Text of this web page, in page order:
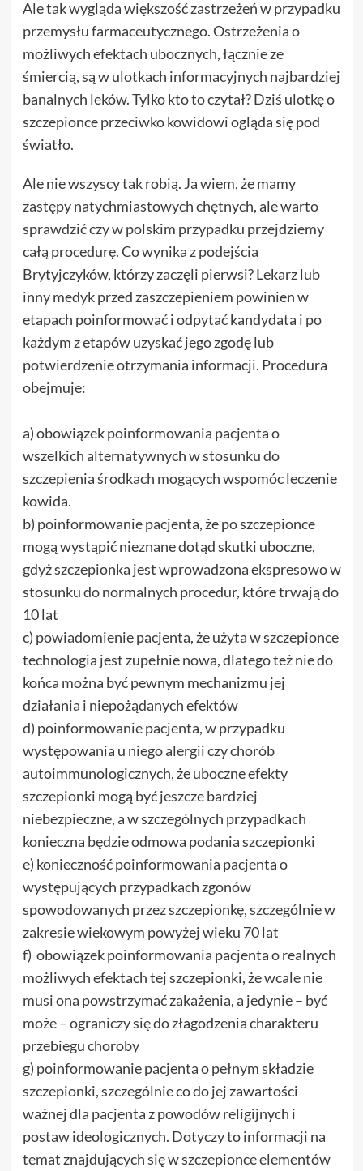
Ale tak wygląda większość zastrzeżeń w przypadku
przemysłu farmaceutycznego. Ostrzeżenia o
możliwych efektach ubocznych, łącznie ze
śmiercią, są w ulotkach informacyjnych najbardziej
banalnych leków. Tylko kto to czytał? Dziś ulotkę o
szczepionce przeciwko kowidowi ogląda się pod
światło.
Ale nie wszyscy tak robią. Ja wiem, że mamy
zastępy natychmiastowych chętnych, ale warto
sprawdzić czy w polskim przypadku przejdziemy
całą procedurę. Co wynika z podejścia
Brytyjczyków, którzy zaczęli pierwsi? Lekarz lub
inny medyk przed zaszczepieniem powinien w
etapach poinformować i odpytać kandydata i po
każdym z etapów uzyskać jego zgodę lub
potwierdzenie otrzymania informacji. Procedura
obejmuje:
a) obowiązek poinformowania pacjenta o
wszelkich alternatywnych w stosunku do
szczepienia środkach mogących wspomóc leczenie
kowida.
b) poinformowanie pacjenta, że po szczepionce
mogą wystąpić nieznane dotąd skutki uboczne,
gdyż szczepionka jest wprowadzona ekspresowo w
stosunku do normalnych procedur, które trwają do
10 lat
c) powiadomienie pacjenta, że użyta w szczepionce
technologia jest zupełnie nowa, dlatego też nie do
końca można być pewnym mechanizmu jej
działania i niepożądanych efektów
d) poinformowanie pacjenta, w przypadku
występowania u niego alergii czy chorób
autoimmunologicznych, że uboczne efekty
szczepionki mogą być jeszcze bardziej
niebezpieczne, a w szczególnych przypadkach
konieczna będzie odmowa podania szczepionki
e) konieczność poinformowania pacjenta o
występujących przypadkach zgonów
spowodowanych przez szczepionkę, szczególnie w
zakresie wiekowym powyżej wieku 70 lat
f) obowiązek poinformowania pacjenta o realnych
możliwych efektach tej szczepionki, że wcale nie
musi ona powstrzymać zakażenia, a jedynie – być
może – ograniczy się do złagodzenia charakteru
przebiegu choroby
g) poinformowanie pacjenta o pełnym składzie
szczepionki, szczególnie co do jej zawartości
ważnej dla pacjenta z powodów religijnych i
postaw ideologicznych. Dotyczy to informacji na
temat znajdujących się w szczepionce elementów